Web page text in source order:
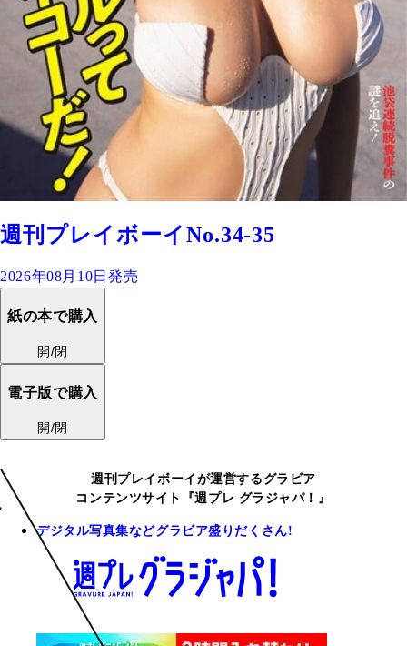
週刊プレイボーイNo.34-35
2026年08月10日発売
紙の本で購入
開/閉
電子版で購入
開/閉
週刊プレイボーイが運営するグラビア
コンテンツサイト『週プレ グラジャパ！』
デジタル写真集などグラビア盛りだくさん!